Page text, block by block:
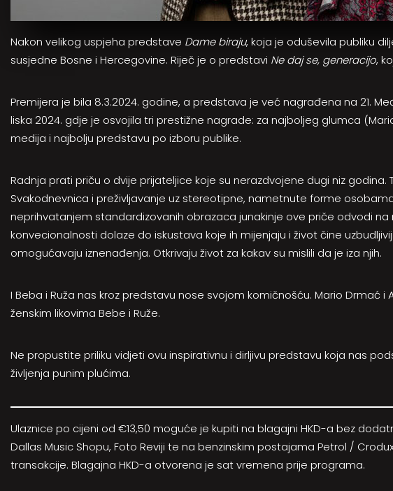
Nakon velikog uspjeha predstave Dame biraju, koja je oduševila publiku
susjedne Bosne i Hercegovine. Riječ je o predstavi Ne daj se, generacijo,
Premijera je bila 8.3.2024. godine, a predstava je već nagrađena na 21.
liska 2024. gdje je osvojila tri prestižne nagrade: za najboljeg glumca
medija i najbolju predstavu po izboru publike.
Radnja prati priču o dvije prijateljice koje su nerazdvojene dugi niz
Svakodnevnica i preživljavanje uz stereotipne, nametnute forme
neprihvatanjem standardizovanih obrazaca junakinje ove priče odvodi
konvecionalnosti dolaze do iskustava koje ih mijenjaju i život čine
omogućavaju iznenađenja. Otkrivaju život za kakav su mislili da je iza njih.
I Beba i Ruža nas kroz predstavu nose svojom komičnošću. Mario Drmać
ženskim likovima Bebe i Ruže.
Ne propustite priliku vidjeti ovu inspirativnu i dirljivu predstavu koja nas
življenja punim plućima.
Ulaznice po cijeni od €13,50 moguće je kupiti na blagajni HKD-a bez
Dallas Music Shopu, Foto Reviji te na benzinskim postajama Petrol /
transakcije. Blagajna HKD-a otvorena je sat vremena prije programa.